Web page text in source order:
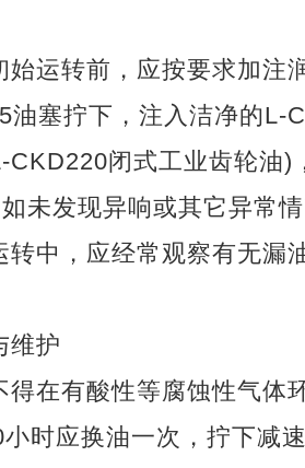
始运转前，应按要求加注
油塞拧下，注入洁净的
CKD220闭式工业齿轮油
未发现异响或其它异常
转中，应经常观察有无漏
维护
得在有酸性等腐蚀性气体
时应换油一次，拧下减